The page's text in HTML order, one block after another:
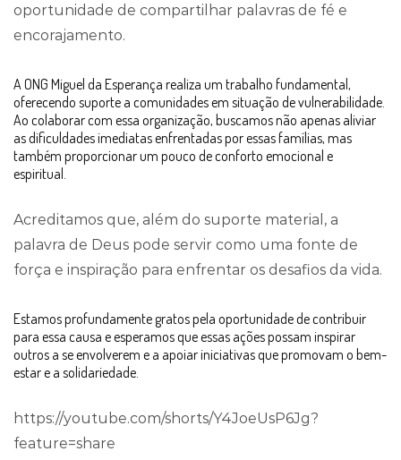
oportunidade de compartilhar palavras de fé e
encorajamento.
A ONG Miguel da Esperança realiza um trabalho fundamental,
oferecendo suporte a comunidades em situação de vulnerabilidade.
Ao colaborar com essa organização, buscamos não apenas aliviar
as dificuldades imediatas enfrentadas por essas famílias, mas
também proporcionar um pouco de conforto emocional e
espiritual.
Acreditamos que, além do suporte material, a
palavra de Deus pode servir como uma fonte de
força e inspiração para enfrentar os desafios da vida.
Estamos profundamente gratos pela oportunidade de contribuir
para essa causa e esperamos que essas ações possam inspirar
outros a se envolverem e a apoiar iniciativas que promovam o bem-
estar e a solidariedade.
https://youtube.com/shorts/Y4JoeUsP6Jg?
feature=share